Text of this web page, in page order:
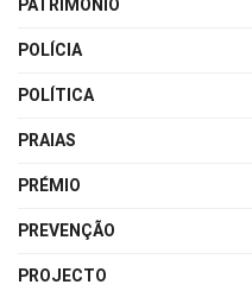
PATRIMÓNIO
POLÍCIA
POLÍTICA
PRAIAS
PRÉMIO
PREVENÇÃO
PROJECTO